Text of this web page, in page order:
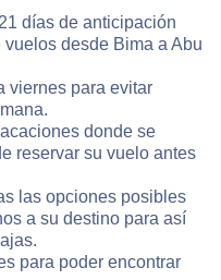
días de anticipación
desde Bima a Abu
viernes para evitar
donde se
reservar su vuelo antes
las opciones posibles
a su destino para así
para poder encontrar